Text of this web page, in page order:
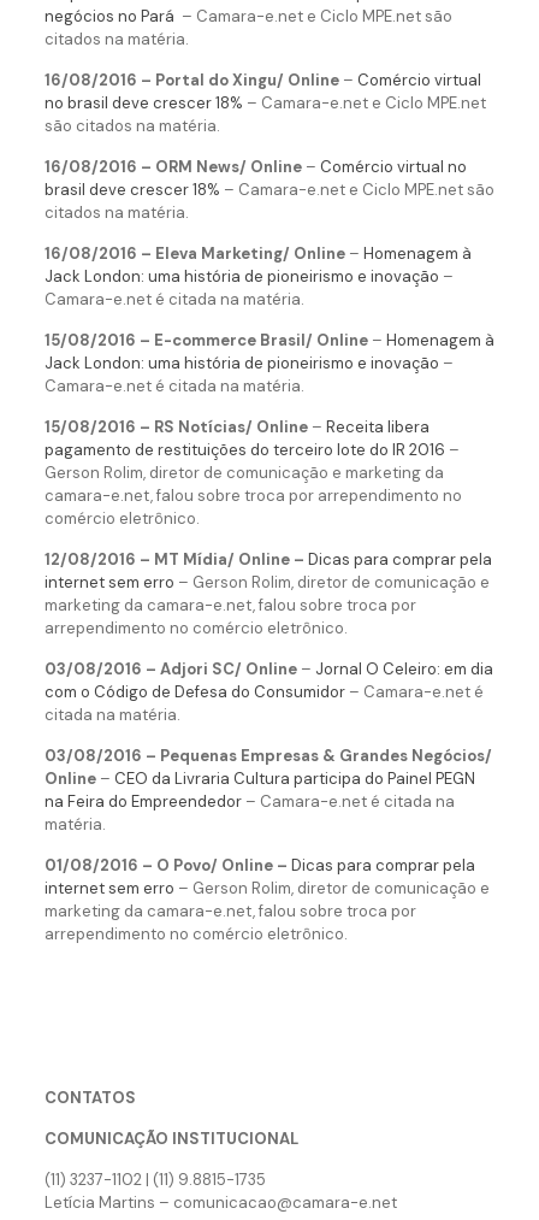
negócios no Pará – Camara-e.net e Ciclo MPE.net são
citados na matéria.
16/08/2016 – Portal do Xingu/ Online– Comércio virtual
no brasil deve crescer 18% – Camara-e.net e Ciclo MPE.net
são citados na matéria.
16/08/2016 – ORM News/ Online– Comércio virtual no
brasil deve crescer 18% – Camara-e.net e Ciclo MPE.net são
citados na matéria.
16/08/2016 – Eleva Marketing/ Online– Homenagem à
Jack London: uma história de pioneirismo e inovação –
Camara-e.net é citada na matéria.
15/08/2016 – E-commerce Brasil/ Online– Homenagem à
Jack London: uma história de pioneirismo e inovação –
Camara-e.net é citada na matéria.
15/08/2016 – RS Notícias/ Online– Receita libera
pagamento de restituições do terceiro lote do IR 2016 –
Gerson Rolim, diretor de comunicação e marketing da
camara-e.net, falou sobre troca por arrependimento no
comércio eletrônico.
12/08/2016 – MT Mídia/ Online– Dicas para comprar pela
internet sem erro – Gerson Rolim, diretor de comunicação e
marketing da camara-e.net, falou sobre troca por
arrependimento no comércio eletrônico.
03/08/2016 – Adjori SC/ Online– Jornal O Celeiro: em dia
com o Código de Defesa do Consumidor– Camara-e.net é
citada na matéria.
03/08/2016 – Pequenas Empresas & Grandes Negócios/
Online– CEO da Livraria Cultura participa do Painel PEGN
na Feira do Empreendedor– Camara-e.net é citada na
matéria.
01/08/2016 – O Povo/ Online – Dicas para comprar pela
internet sem erro – Gerson Rolim, diretor de comunicação e
marketing da camara-e.net, falou sobre troca por
arrependimento no comércio eletrônico.
CONTATOS
COMUNICAÇÃO INSTITUCIONAL
(11) 3237-1102 | (11) 9.8815-1735
Letícia Martins – comunicacao@camara-e.net